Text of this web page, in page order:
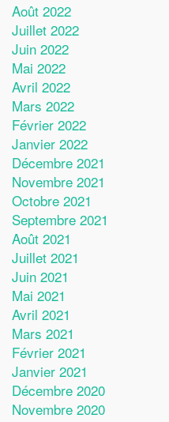
Août 2022
Juillet 2022
Juin 2022
Mai 2022
Avril 2022
Mars 2022
Février 2022
Janvier 2022
Décembre 2021
Novembre 2021
Octobre 2021
Septembre 2021
Août 2021
Juillet 2021
Juin 2021
Mai 2021
Avril 2021
Mars 2021
Février 2021
Janvier 2021
Décembre 2020
Novembre 2020